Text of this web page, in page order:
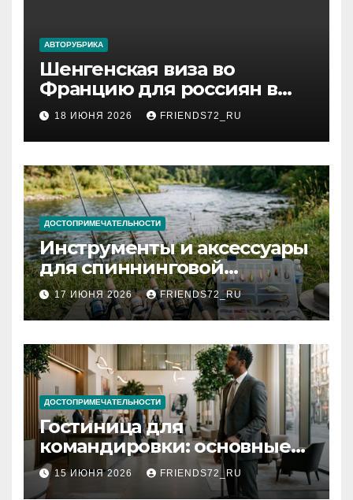
АВТОРУБРИКА
Шенгенская виза во
Францию для россиян в
2026 году: сроки от 3 дней
и список необходимых
документов
18 ИЮНЯ 2026 FRIENDS72_RU
ДОСТОПРИМЕЧАТЕЛЬНОСТИ
Инструменты и аксессуары
для спиннинговой
рыбалки: назначение и
типы
17 ИЮНЯ 2026 FRIENDS72_RU
ДОСТОПРИМЕЧАТЕЛЬНОСТИ
Гостиница для
командировки: основные
критерии выбора
15 ИЮНЯ 2026 FRIENDS72_RU